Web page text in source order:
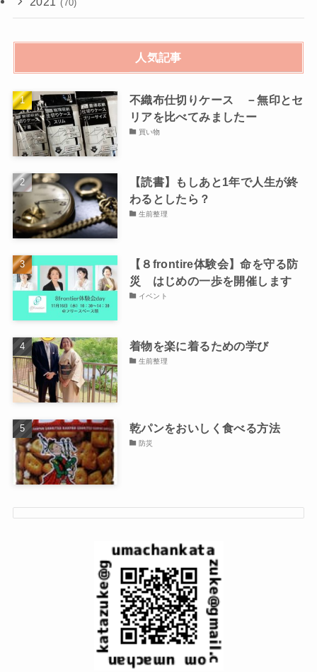
(70)
人気記事
不織布仕切りケース －無印とセ
リアを比べてみましたー
買い物
【読書】もしあと1年で人生が終
わるとしたら？
生前整理
【８frontire体験会】命を守る防
災 はじめの一歩を開催します
イベント
着物を楽に着るための学び
生前整理
乾パンをおいしく食べる方法
防災